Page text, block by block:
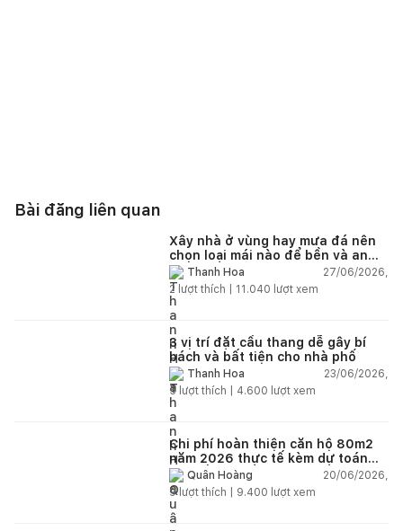
Bài đăng liên quan
Xây nhà ở vùng hay mưa đá nên
chọn loại mái nào để bền và an
toàn?Thanh Hoa
27/06/2026,
2 lượt thích | 11.040 lượt xem
3 vị trí đặt cầu thang dễ gây bí
bách và bất tiện cho nhà phố
Thanh Hoa
23/06/2026,
5 lượt thích | 4.600 lượt xem
Chi phí hoàn thiện căn hộ 80m2
năm 2026 thực tế kèm dự toán
chi tiết từng hạng mục
Quân Hoàng
20/06/2026,
9lượt thích | 9.400 lượt xem